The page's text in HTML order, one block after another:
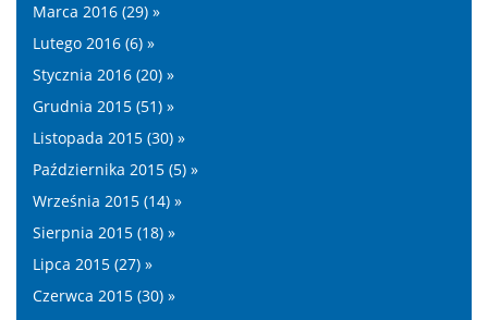
Marca 2016 (29) »
Lutego 2016 (6) »
Stycznia 2016 (20) »
Grudnia 2015 (51) »
Listopada 2015 (30) »
Października 2015 (5) »
Września 2015 (14) »
Sierpnia 2015 (18) »
Lipca 2015 (27) »
Czerwca 2015 (30) »